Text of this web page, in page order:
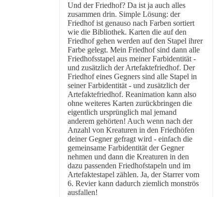
Und der Friedhof? Da ist ja auch alles
zusammen drin. Simple Lösung: der
Friedhof ist genauso nach Farben sortiert
wie die Bibliothek. Karten die auf den
Friedhof gehen werden auf den Stapel ihrer
Farbe gelegt. Mein Friedhof sind dann alle
Friedhofsstapel aus meiner Farbidentität -
und zusätzlich der Artefaktefriedhof. Der
Friedhof eines Gegners sind alle Stapel in
seiner Farbidentität - und zusätzlich der
Artefaktefriedhof. Reanimation kann also
ohne weiteres Karten zurückbringen die
eigentlich ursprünglich mal jemand
anderem gehörten! Auch wenn nach der
Anzahl von Kreaturen in den Friedhöfen
deiner Gegner gefragt wird - einfach die
gemeinsame Farbidentität der Gegner
nehmen und dann die Kreaturen in den
dazu passenden Friedhofstapeln und im
Artefaktestapel zählen. Ja, der Starrer vom
6. Revier kann dadurch ziemlich monströs
ausfallen!